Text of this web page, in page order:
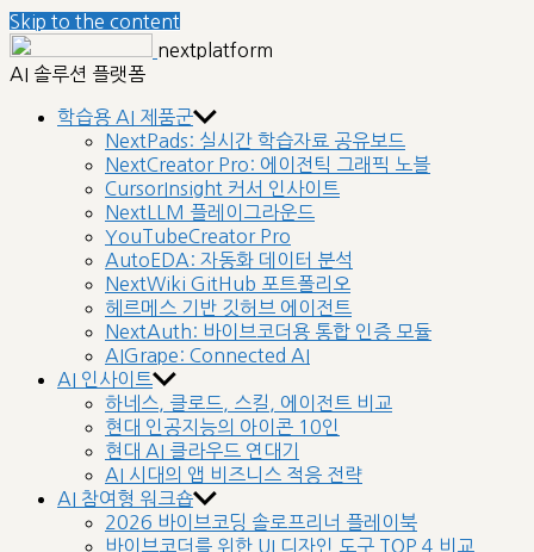
Skip to the content
nextplatform
AI 솔루션 플랫폼
학습용 AI 제품군
NextPads: 실시간 학습자료 공유보드
NextCreator Pro: 에이전틱 그래픽 노블
CursorInsight 커서 인사이트
NextLLM 플레이그라운드
YouTubeCreator Pro
AutoEDA: 자동화 데이터 분석
NextWiki GitHub 포트폴리오
헤르메스 기반 깃허브 에이전트
NextAuth: 바이브코더용 통합 인증 모듈
AIGrape: Connected AI
AI 인사이트
하네스, 클로드, 스킬, 에이전트 비교
현대 인공지능의 아이콘 10인
현대 AI 클라우드 연대기
AI 시대의 앱 비즈니스 적응 전략
AI 참여형 워크숍
2026 바이브코딩 솔로프리너 플레이북
바이브코더를 위한 UI 디자인 도구 TOP 4 비교